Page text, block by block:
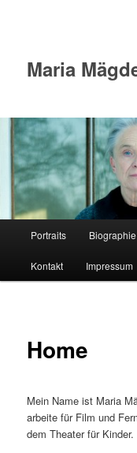
Maria
Portraits Biographie
Kontakt Impressum
Home
Mein Name ist Maria
arbeite für Film und
dem Theater für Kinder.